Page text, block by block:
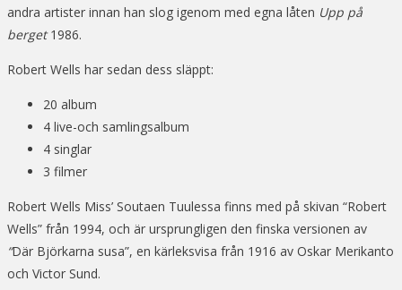
andra artister innan han slog igenom med egna låten Upp på
berget1986.
Robert Wells har sedan dess släppt:
20 album
4 live-och samlingsalbum
4 singlar
3 filmer
Robert Wells Miss’ Soutaen Tuulessa finns med på skivan “Robert
Wells” från 1994, och är ursprungligen den finska versionen av
“Där Björkarna susa”, en kärleksvisa från 1916 av Oskar Merikanto
och Victor Sund.